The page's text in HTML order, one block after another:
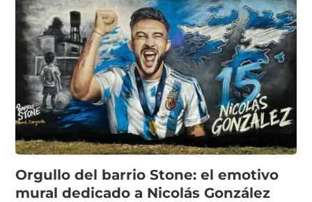
Orgullo del barrio Stone: el emotivo
mural dedicado a Nicolás González